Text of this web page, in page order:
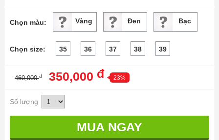
Chọn màu: Vàng Đen Bạc
Chọn size: 35 36 37 38 39
460,000đ 350,000 đ 23%
Số lượng